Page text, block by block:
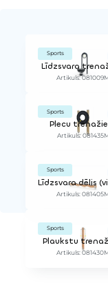
Sports
Līdzsvara
Artikuls:
Sports
Plecu
Artikuls:
Sports
Artikuls:
Sports
Plaukstu
Artikuls: